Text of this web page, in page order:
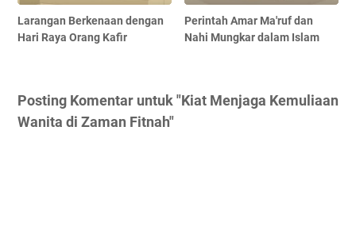
Larangan Berkenaan dengan
Hari Raya Orang Kafir
Perintah Amar Ma'ruf dan
Nahi Mungkar dalam Islam
Posting Komentar untuk "Kiat Menjaga Kemuliaan
Wanita di Zaman Fitnah"